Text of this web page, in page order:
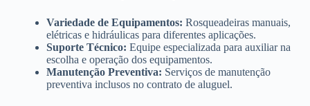
Variedade de Equipamentos: Rosqueadeiras manuais,
elétricas e hidráulicas para diferentes aplicações.
Suporte Técnico: Equipe especializada para auxiliar na
escolha e operação dos equipamentos.
Manutenção Preventiva: Serviços de manutenção
preventiva inclusos no contrato de aluguel.